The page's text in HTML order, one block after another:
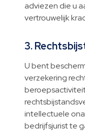
adviezen die u
vertrouwelijk
3.
U bent
verzekering
intellectuele
bedrijfsjurist te